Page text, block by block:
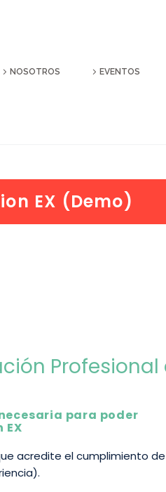
NOSOTROS EVENTOS
EX (Demo)
Profesional
para poder
acredite el cumplimiento de